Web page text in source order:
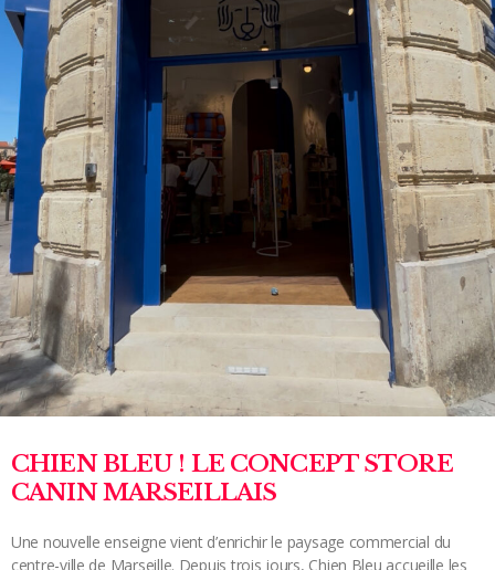
CHIEN BLEU ! LE CONCEPT STORE
CANIN MARSEILLAIS
Une nouvelle enseigne vient d’enrichir le paysage commercial du
centre-ville de Marseille. Depuis trois jours, Chien Bleu accueille les